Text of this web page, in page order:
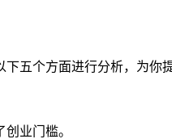
五个方面进行分析，为你
业门槛。